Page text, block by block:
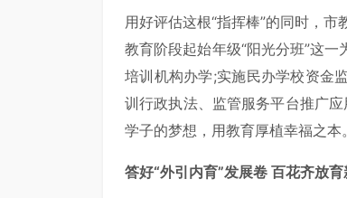
用好评估这根“指挥棒”的同时，
教育阶段起始年级“阳光分班”这
培训机构办学;实施民办学校资金
训行政执法、监管服务平台推广
学子的梦想，用教育厚植幸福之本。
答好“外引内育”发展卷 百花齐放育